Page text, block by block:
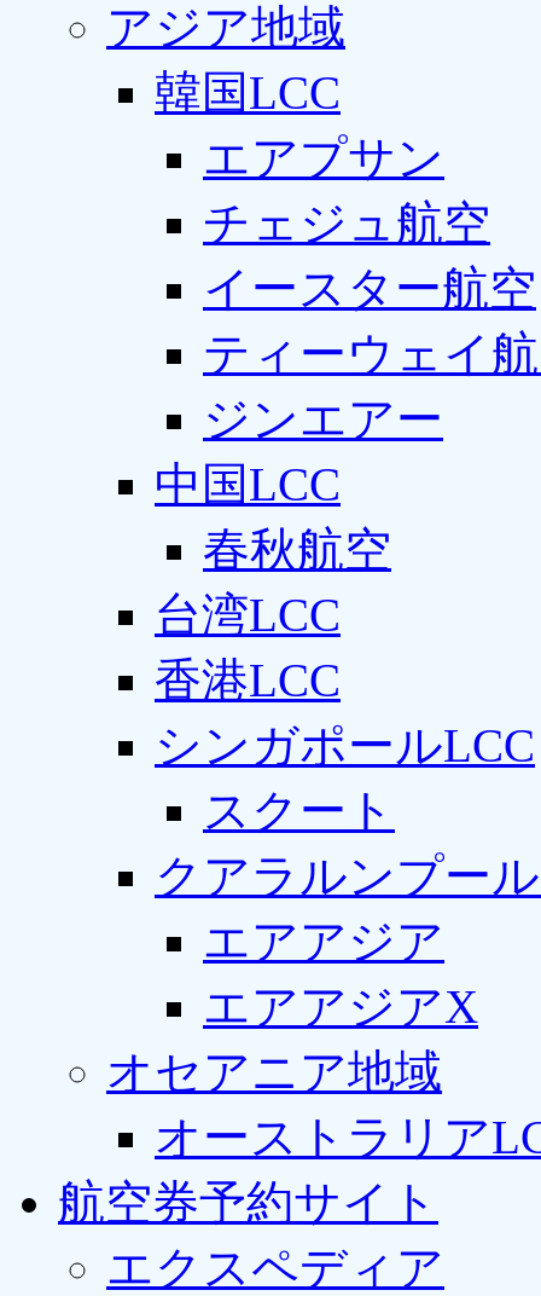
アジア地域
韓国LCC
エアプサン
チェジュ航空
イースター航空
ティーウェイ
ジンエアー
中国LCC
春秋航空
台湾LCC
香港LCC
シンガポールLCC
スクート
クアラルンプー
エアアジア
エアアジアX
オセアニア地域
オーストラリア
航空券予約サイト
エクスペディア